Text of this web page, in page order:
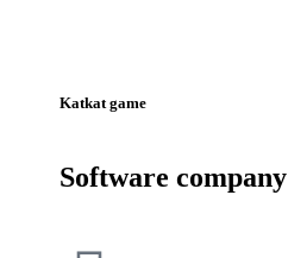
Katkat game
Software company